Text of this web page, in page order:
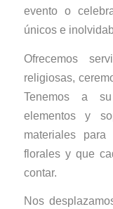
evento o
únicos e
Ofrecemos
religiosas,
Tenemos a
elementos y
materiales para
florales y que
contar.
Nos